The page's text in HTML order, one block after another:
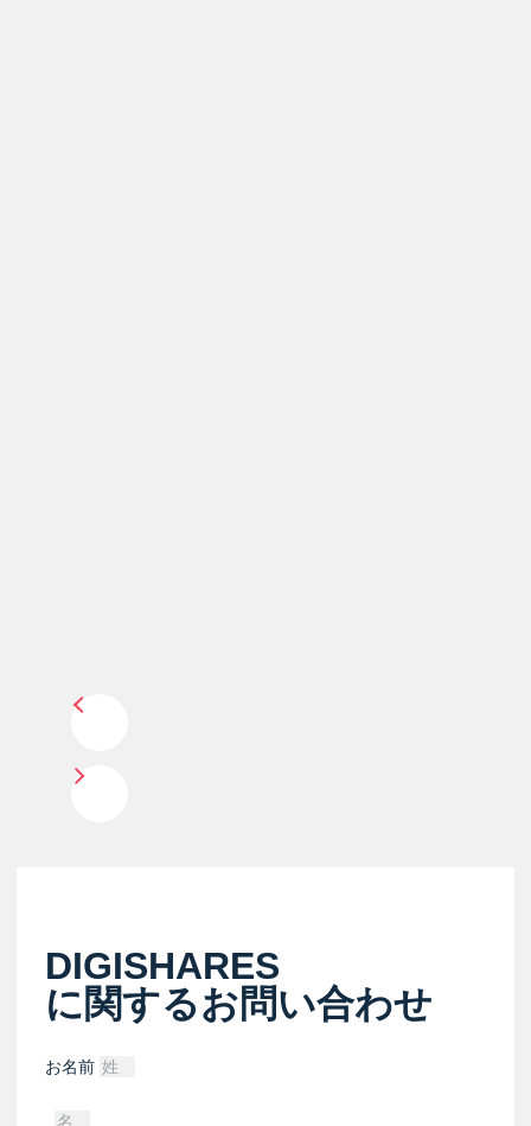
DIGISHARES
に関するお問い合わせ
お名前